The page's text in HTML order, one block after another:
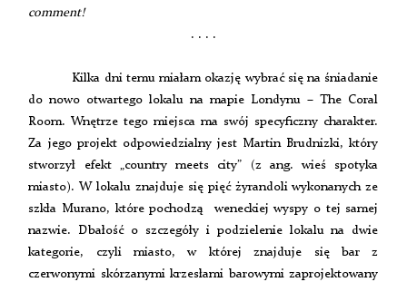
comment!
. . . .
Kilka dni temu miałam okazję wybrać się na śniadanie
do nowo otwartego lokalu na mapie Londynu – The Coral
Room. Wnętrze tego miejsca ma swój specyficzny charakter.
Za jego projekt odpowiedzialny jest Martin Brudnizki, który
stworzył efekt „country meets city” (z ang. wieś spotyka
miasto). W lokalu znajduje się pięć żyrandoli wykonanych ze
szkła Murano, które pochodzą weneckiej wyspy o tej samej
nazwie. Dbałość o szczegóły i podzielenie lokalu na dwie
kategorie, czyli miasto, w której znajduje się bar z
czerwonymi skórzanymi krzesłami barowymi zaprojektowany